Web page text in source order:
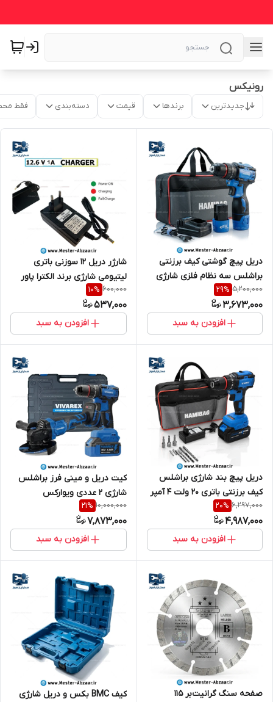
رونیکس
جدیدترین برندها قیمت دسته‌بندی فقط
دریل پیچ گوشتی کیف برزنتی
براشلس سه نظام فلزی شارژی
16.8 ولت ویوارکس با گارانتی (
5,200,000
29%
3,673,000
افزودن به سبد
شارژر دریل 12 سوزنی باتری
لیتیومی شارژی برند الکترا پاور
12.6 ولت مدل 12.6V 1A
600,000
10%
537,000
افزودن به سبد
دریل پیچ بند شارژی براشلس
کیف برزنتی باتری 20 ولت 4 آمپر
ویوارکس با گارانتی سری سریال
VIVAREX 2010BLX باطری بزرگ
6,297,000
20%
4,987,000
افزودن به سبد
کیت دریل و مینی فرز براشلس
شارژی ۲ عددی ویوارکس
VIVAREX مدل VR2402-BCK
10,000,000
21%
7,873,000
افزودن به سبد
صفحه سنگ گرانیت‌بر 115
کیف BMC بکس و دریل شارژی